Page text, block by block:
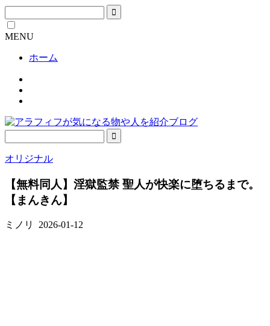
MENU
ホーム
オリジナル
【無料同人】淫獄監禁 聖人が快楽に堕ちるまで。
【まんきん】
ミノリ 2026-01-12